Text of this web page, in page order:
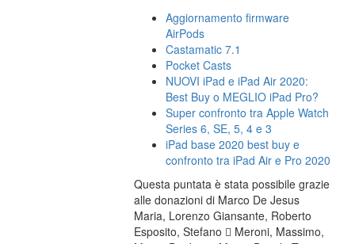
Aggiornamento firmware
AirPods
Castamatic 7.1
Pocket Casts
NUOVI iPad e iPad Air 2020:
Best Buy o MEGLIO iPad Pro?
Super confronto tra Apple Watch
Series 6, SE, 5, 4 e 3
iPad base 2020 best buy e
confronto tra iPad Air e Pro 2020
Questa puntata è stata possibile grazie
alle donazioni di Marco De Jesus
Maria, Lorenzo Giansante, Roberto
Esposito, Stefano  Meroni, Massimo,